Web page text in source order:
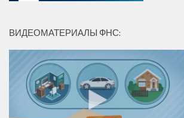
ВИДЕОМАТЕРИАЛЫ ФНС: